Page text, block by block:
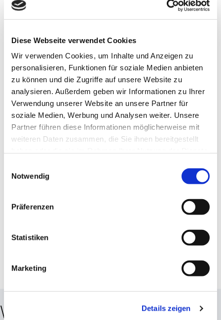
Diese Webseite verwendet Cookies
Wir verwenden Cookies, um Inhalte und Anzeigen zu
personalisieren, Funktionen für soziale Medien anbieten
zu können und die Zugriffe auf unsere Website zu
analysieren. Außerdem geben wir Informationen zu Ihrer
Verwendung unserer Website an unsere Partner für
soziale Medien, Werbung und Analysen weiter. Unsere
Partner führen diese Informationen möglicherweise mit
weiteren Daten zusammen, die Sie ihnen bereitgestellt
Notwendig
Präferenzen
Statistiken
Marketing
Details zeigen
RUFNUMMERN
Anrufen
Telefon+49 (0) 95 61 / 9 20 98
Telefax +49 (0) 95 61 / 9 20 06
Kontakt Per Email
tower@vlp-coburg.de
Wegbeschreibung und